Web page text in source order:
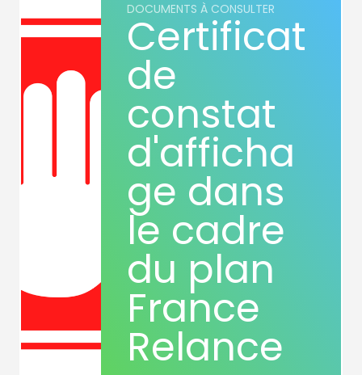
DOCUMENTS À CONSULTER
Certificat
de
constat
d'afficha
ge dans
le cadre
du plan
France
Relance